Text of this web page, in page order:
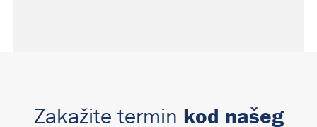
Zakažite termin kod našeg